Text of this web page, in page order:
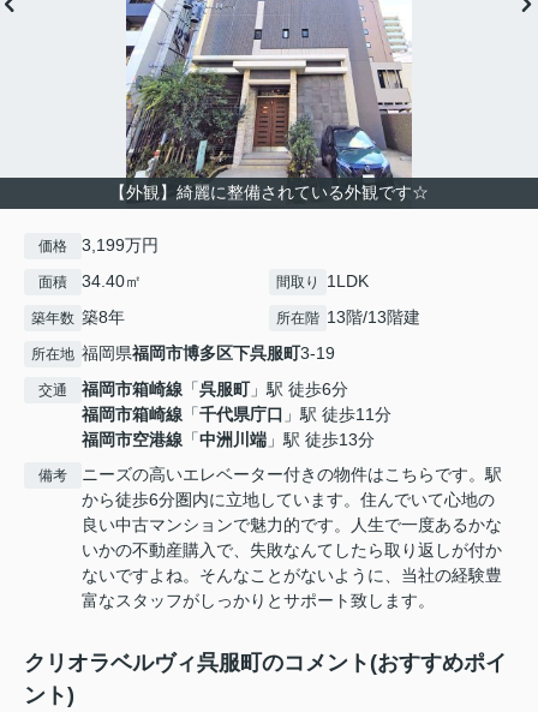
【外観】綺麗に整備されている外観です☆
価格 3,199万円
面積 34.40㎡ 間取り 1LDK
築年数 築8年 所在階 13階/13階建
所在地 福岡県福岡市博多区下呉服町3-19
交通 福岡市箱崎線 「呉服町」駅 徒歩6分
福岡市箱崎線 「千代県庁口 」駅 徒歩11分
福岡市空港線 「中洲川端 」駅 徒歩13分
備考
ニーズの高いエレベーター付きの物件はこちらです。駅
から徒歩6分圏内に立地しています。住んでいて心地の
良い中古マンションで魅力的です。人生で一度あるかな
いかの不動産購入で、失敗なんてしたら取り返しが付か
ないですよね。そんなことがないように、当社の経験豊
富なスタッフがしっかりとサポート致します。
クリオラベルヴィ呉服町のコメント(おすすめポイ
ント)